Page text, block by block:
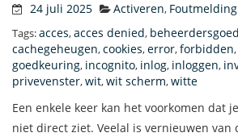
24 juli 2025 Activeren, Foutmelding
Tags:acces,acces denied,
cachegeheugen,cookies,error,forbidden,
goedkeuring, incognito, inlog, inloggen,
privevenster,wit,wit scherm,witte
Een enkele keer kan het voorkomen dat
niet direct ziet. Veelal is vernieuwen van